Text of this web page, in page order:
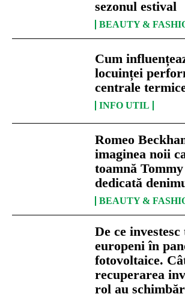
sezonul estival
BEAUTY &
Cum
locuinței
centrale
INFO UTIL
Romeo
imaginea noii
toamnă
dedicată
BEAUTY &
De ce
europeni în
fotovoltaice.
recuperarea
rol au